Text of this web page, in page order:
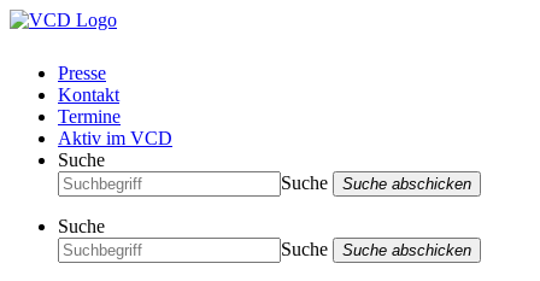
Presse
Kontakt
Termine
Aktiv im VCD
Suche
Suche
Suche abschicken
Suche
Suche
Suche abschicken